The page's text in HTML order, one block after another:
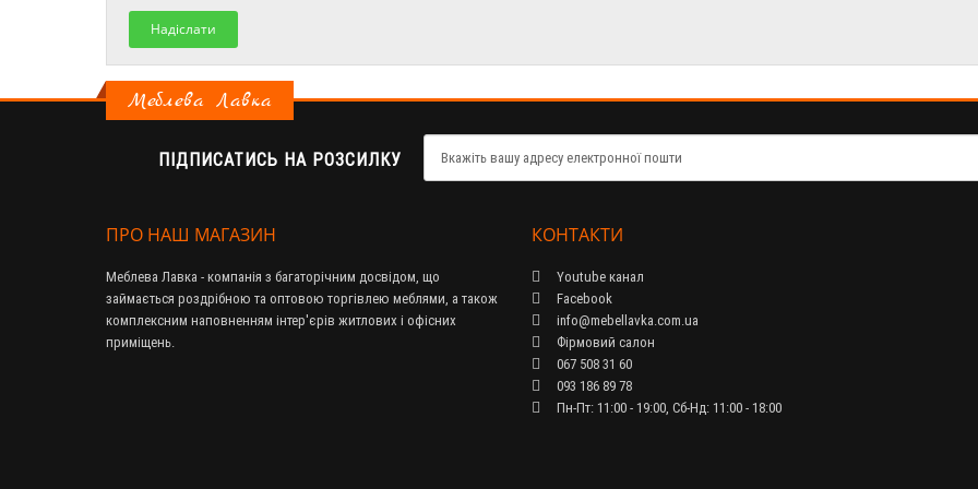
Надіслати
Меблева Лавка
ПІДПИСАТИСЬ НА РОЗСИЛКУ
ПРО НАШ МАГАЗИН
Меблева Лавка - компанія з багаторічним досвідом, що
займається роздрібною та оптовою торгівлею меблями, а також
комплексним наповненням інтер'єрів житлових і офісних
приміщень.
КОНТАКТИ
Youtube канал
Facebook
info@mebellavka.com.ua
Фірмовий салон
067 508 31 60
093 186 89 78
Пн-Пт: 11:00 - 19:00, Сб-Нд: 11:00 - 18:00